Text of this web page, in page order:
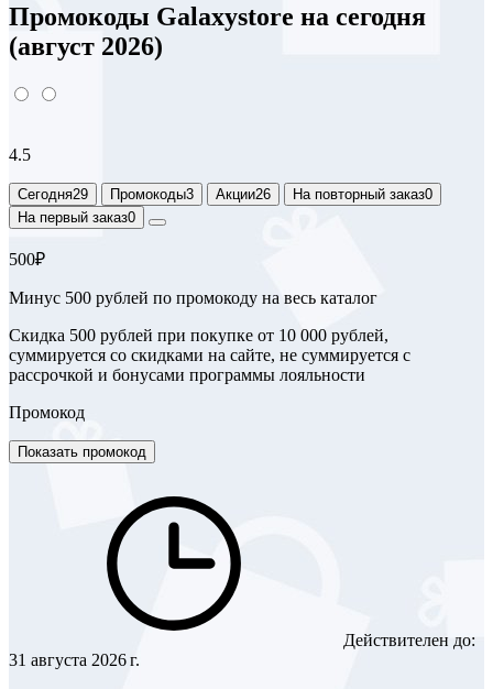
Промокоды Galaxystore на сегодня
(август 2026)
4.5
Сегодня29 Промокоды3 Акции26 На повторный заказ0
На первый заказ0
500₽
Минус 500 рублей по промокоду на весь каталог
Скидка 500 рублей при покупке от 10 000 рублей,
суммируется со скидками на сайте, не суммируется с
рассрочкой и бонусами программы лояльности
Промокод
Показать промокод
Действителен до:
31 августа 2026 г.